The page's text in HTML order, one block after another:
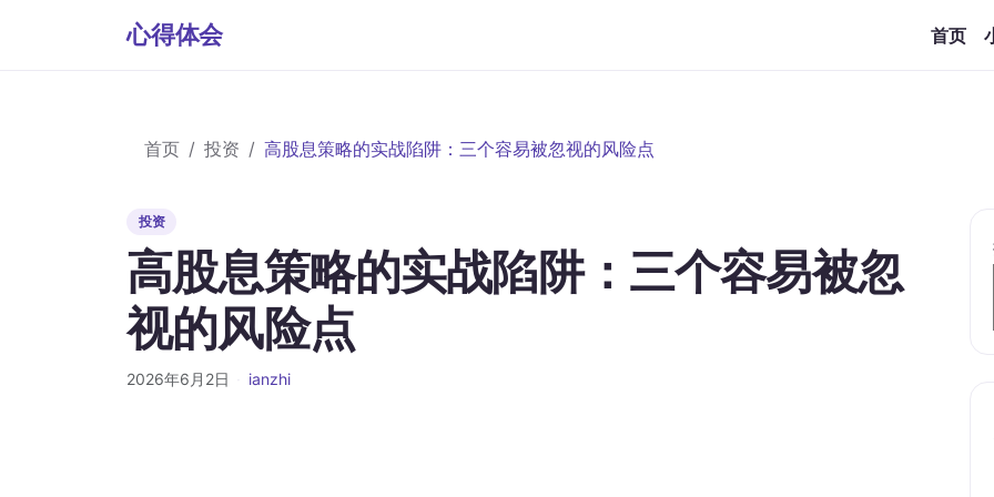
心得体会 首页
首页 投资 高股息策略的实战陷阱：三个容易被忽视的风险点
投资
高股息策略的实战陷阱：三个容易被忽
视的风险点
2026年6月2日 ianzhi